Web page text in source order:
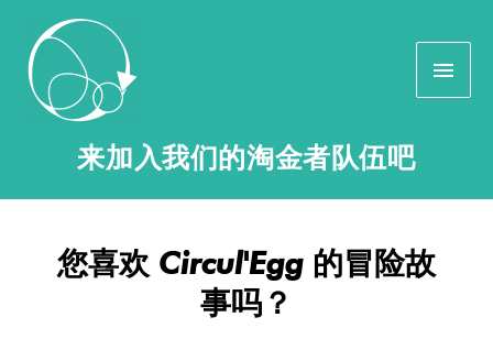
来加入我们的淘金者队伍吧
您喜欢 Circul'Egg 的冒险故
事吗？